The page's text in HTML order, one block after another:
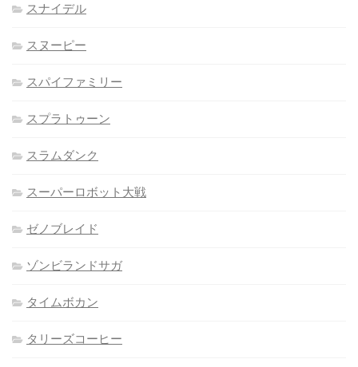
スナイデル
スヌーピー
スパイファミリー
スプラトゥーン
スラムダンク
スーパーロボット大戦
ゼノブレイド
ゾンビランドサガ
タイムボカン
タリーズコーヒー